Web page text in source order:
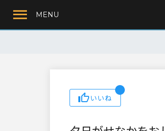
MENU
いいね